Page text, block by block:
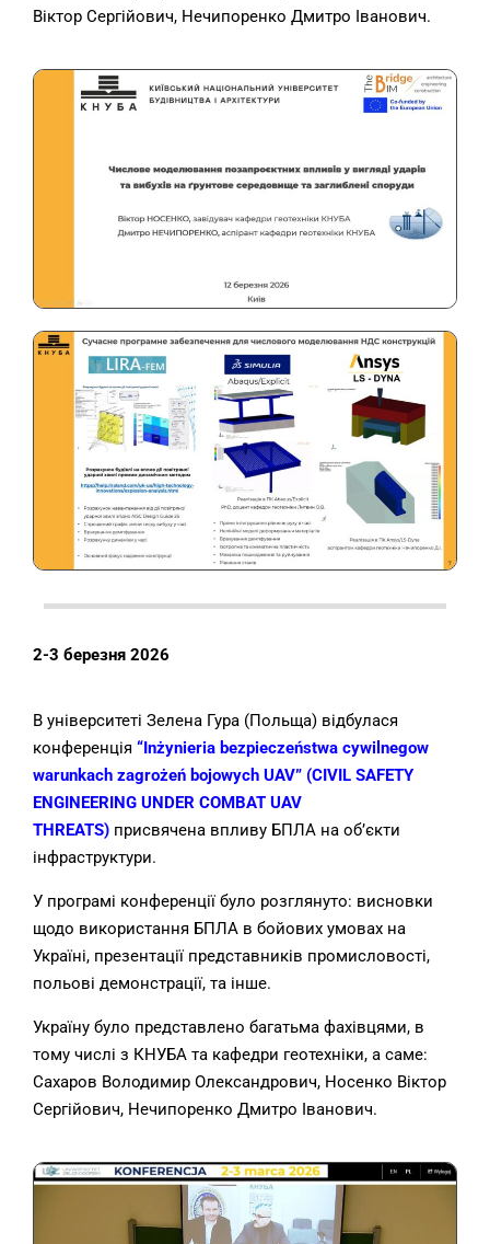
Віктор Сергійович, Нечипоренко Дмитро Іванович.
2-3 березня 2026
В університеті Зелена Гура (Польща) відбулася
конференція “Inżynieria bezpieczeństwa cywilnegow
warunkach zagrożeń bojowych UAV” (CIVIL SAFETY
ENGINEERING UNDER COMBAT UAV
THREATS) присвячена впливу БПЛА на об’єкти
інфраструктури.
У програмі конференції було розглянуто: висновки
щодо використання БПЛА в бойових умовах на
Україні, презентації представників промисловості,
польові демонстрації, та інше.
Україну було представлено багатьма фахівцями, в
тому числі з КНУБА та кафедри геотехніки, а саме:
Сахаров Володимир Олександрович, Носенко Віктор
Сергійович, Нечипоренко Дмитро Іванович.